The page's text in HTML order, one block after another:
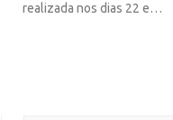
realizada nos dias 22 e…